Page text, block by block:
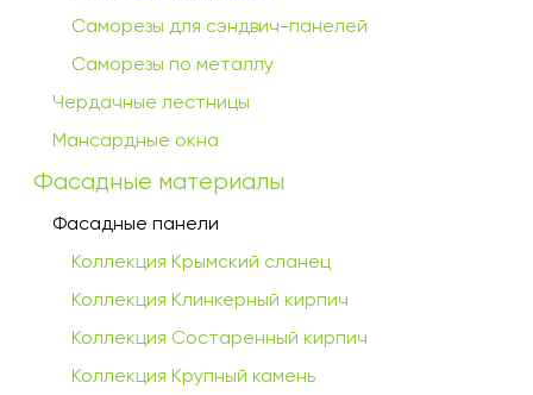
Саморезы для сэндвич-панелей
Саморезы по металлу
Чердачные лестницы
Мансардные окна
Фасадные материалы
Фасадные панели
Коллекция Крымский сланец
Коллекция Клинкерный кирпич
Коллекция Состаренный кирпич
Коллекция Крупный камень